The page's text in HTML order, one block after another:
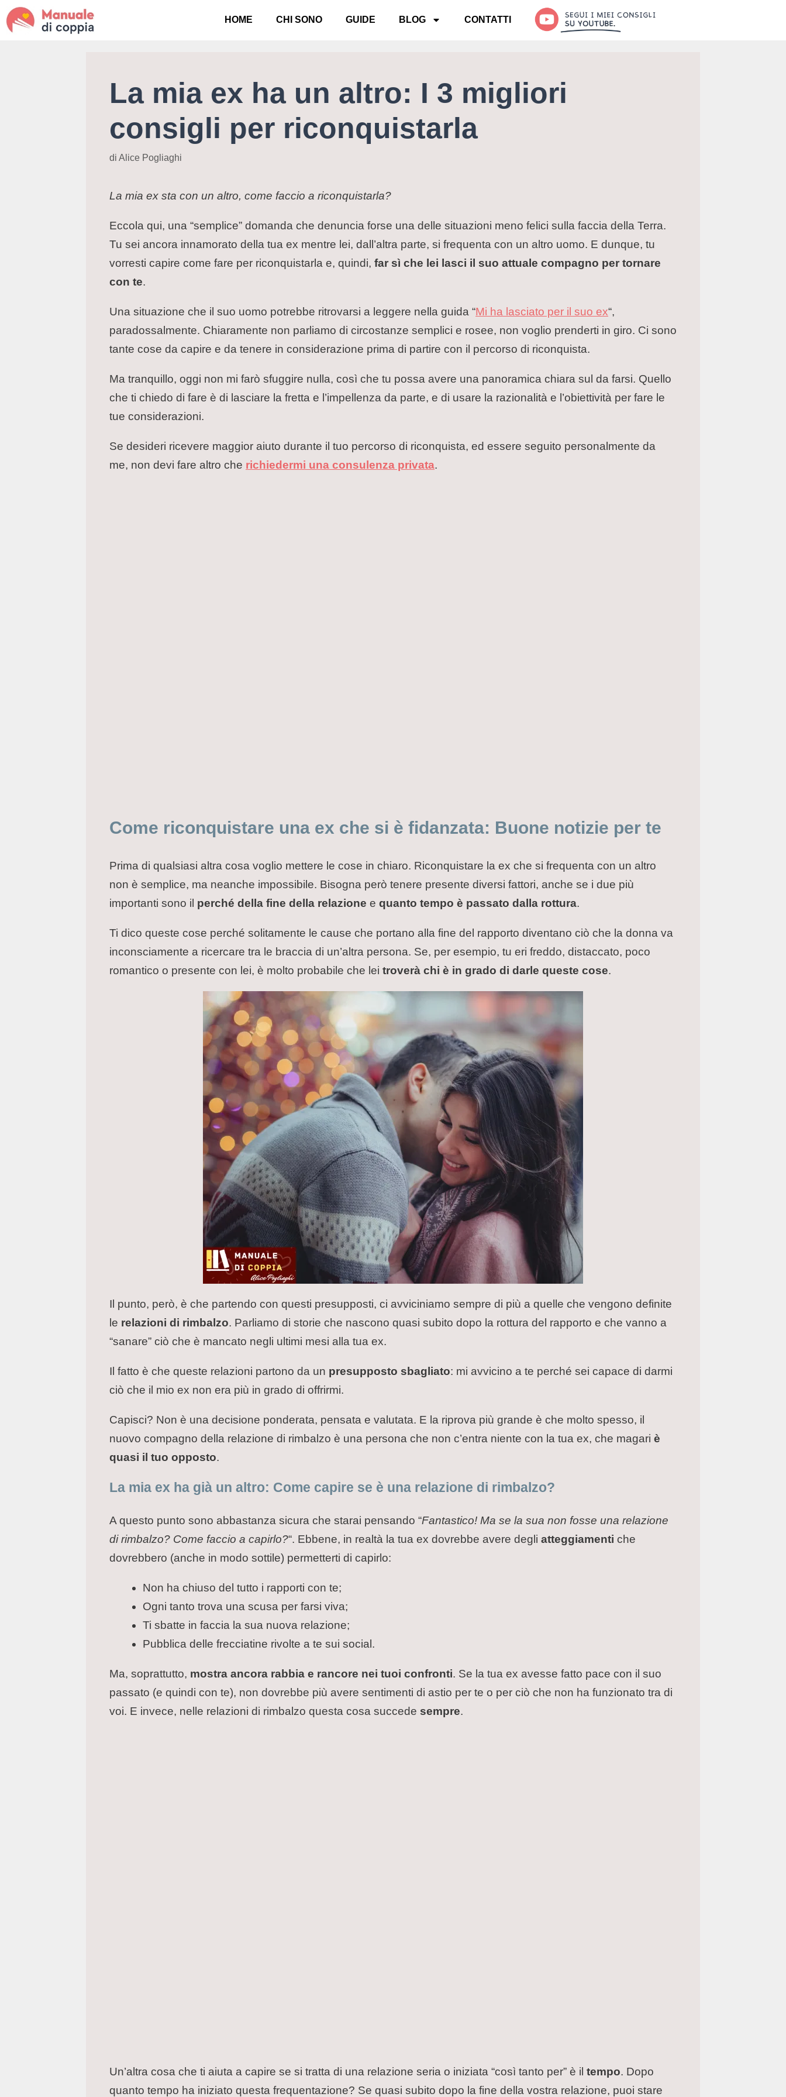
HOME CHI SONO GUIDE BLOG CONTATTI
La mia ex ha un altro: I 3 migliori
consigli per riconquistarla
di Alice Pogliaghi
La mia ex sta con un altro, come faccio a riconquistarla?
Eccola qui, una “semplice” domanda che denuncia forse una delle situazioni meno felici sulla faccia della Terra.
Tu sei ancora innamorato della tua ex mentre lei, dall’altra parte, si frequenta con un altro uomo. E dunque, tu
vorresti capire come fare per riconquistarla e, quindi, far sì che lei lasci il suo attuale compagno per tornare
con te.
Una situazione che il suo uomo potrebbe ritrovarsi a leggere nella guida “Mi ha lasciato per il suo ex“,
paradossalmente. Chiaramente non parliamo di circostanze semplici e rosee, non voglio prenderti in giro. Ci sono
tante cose da capire e da tenere in considerazione prima di partire con il percorso di riconquista.
Ma tranquillo, oggi non mi farò sfuggire nulla, così che tu possa avere una panoramica chiara sul da farsi. Quello
che ti chiedo di fare è di lasciare la fretta e l’impellenza da parte, e di usare la razionalità e l’obiettività per fare le
tue considerazioni.
Se desideri ricevere maggior aiuto durante il tuo percorso di riconquista, ed essere seguito personalmente da
me, non devi fare altro che richiedermi una consulenza privata.
Come riconquistare una ex che si è fidanzata: Buone notizie per te
Prima di qualsiasi altra cosa voglio mettere le cose in chiaro. Riconquistare la ex che si frequenta con un altro
non è semplice, ma neanche impossibile. Bisogna però tenere presente diversi fattori, anche se i due più
importanti sono il perché della fine della relazione e quanto tempo è passato dalla rottura.
Ti dico queste cose perché solitamente le cause che portano alla fine del rapporto diventano ciò che la donna va
inconsciamente a ricercare tra le braccia di un’altra persona. Se, per esempio, tu eri freddo, distaccato, poco
romantico o presente con lei, è molto probabile che lei troverà chi è in grado di darle queste cose.
Il punto, però, è che partendo con questi presupposti, ci avviciniamo sempre di più a quelle che vengono definite
le relazioni di rimbalzo. Parliamo di storie che nascono quasi subito dopo la rottura del rapporto e che vanno a
“sanare” ciò che è mancato negli ultimi mesi alla tua ex.
Il fatto è che queste relazioni partono da un presupposto sbagliato: mi avvicino a te perché sei capace di darmi
ciò che il mio ex non era più in grado di offrirmi.
Capisci? Non è una decisione ponderata, pensata e valutata. E la riprova più grande è che molto spesso, il
nuovo compagno della relazione di rimbalzo è una persona che non c’entra niente con la tua ex, che magari è
quasi il tuo opposto.
La mia ex ha già un altro: Come capire se è una relazione di rimbalzo?
A questo punto sono abbastanza sicura che starai pensando “Fantastico! Ma se la sua non fosse una relazione
di rimbalzo? Come faccio a capirlo?“. Ebbene, in realtà la tua ex dovrebbe avere degli atteggiamenti che
dovrebbero (anche in modo sottile) permetterti di capirlo:
Non ha chiuso del tutto i rapporti con te;
Ogni tanto trova una scusa per farsi viva;
Ti sbatte in faccia la sua nuova relazione;
Pubblica delle frecciatine rivolte a te sui social.
Ma, soprattutto, mostra ancora rabbia e rancore nei tuoi confronti. Se la tua ex avesse fatto pace con il suo
passato (e quindi con te), non dovrebbe più avere sentimenti di astio per te o per ciò che non ha funzionato tra di
voi. E invece, nelle relazioni di rimbalzo questa cosa succede sempre.
Un’altra cosa che ti aiuta a capire se si tratta di una relazione seria o iniziata “così tanto per” è il tempo. Dopo
quanto tempo ha iniziato questa frequentazione? Se quasi subito dopo la fine della vostra relazione, puoi stare